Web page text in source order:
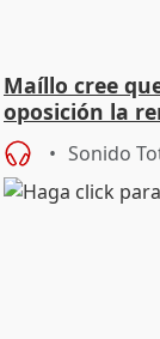
Maíllo cree
oposición la
Defensor
Sonido